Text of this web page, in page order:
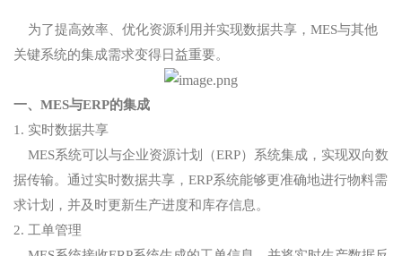
客户案例
为了提高效率、优化资源利用并实现数据共享，MES与其他
关键系统的集成需求变得日益重要。
一、MES与ERP的集成
1. 实时数据共享
MES系统可以与企业资源计划（ERP）系统集成，实现双向数
据传输。通过实时数据共享，ERP系统能够更准确地进行物料需
求计划，并及时更新生产进度和库存信息。
2. 工单管理